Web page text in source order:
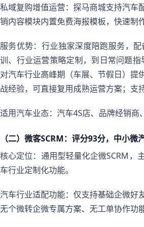
私域复购增值运营：探马商城支持汽车
销内容模块内置免费海报模板，快速制
服务优势：行业独家深度陪跑服务，
训、行业运营策略定制，到日常问题
对汽车行业高峰期（车展、节假日）
战经验，可直接复用成熟运营方案；支
适用汽车业态：汽车4S店、品牌经销
（二）微客SCRM：评分93分，中小
核心定位：通用型轻量化企微SCRM，
车行业定制化功能。
汽车行业适配功能：仅支持基础企微好
无个微转企微专属方案、无工单协作功能